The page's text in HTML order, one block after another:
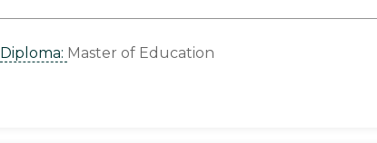
Diploma: Master of Education